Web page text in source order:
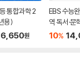
통합과학 2
용)
원
EBS 수능
역 독서·문
문 (2026
10%